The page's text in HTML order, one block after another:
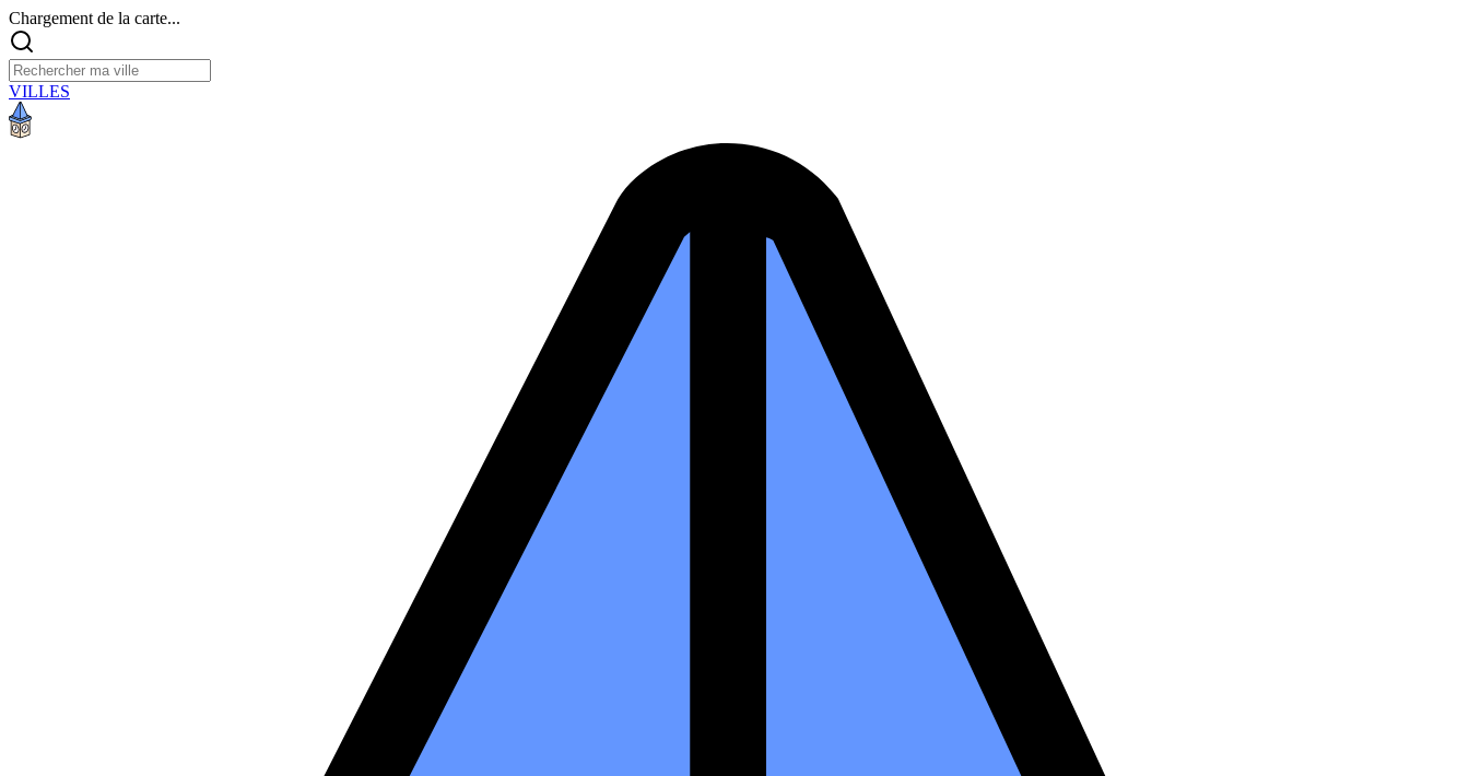
Chargement de la carte...
VILLES